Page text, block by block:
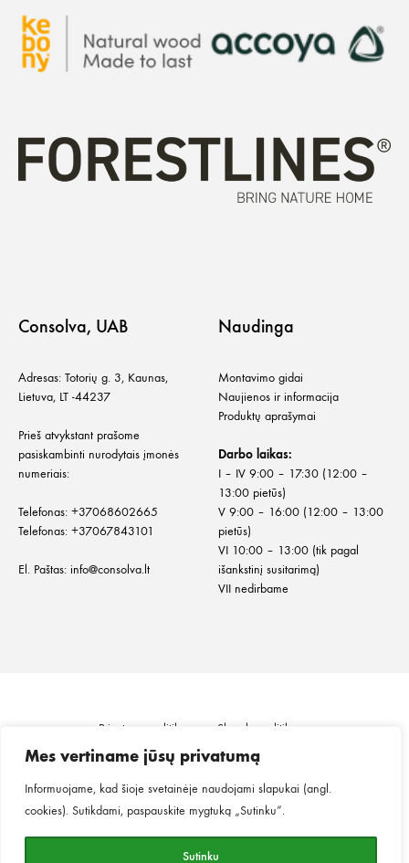
Mes vertiname jūsų privatumą
Informuojame, kad šioje svetainėje naudojami slapukai (angl.
cookies). Sutikdami, paspauskite mygtuką „Sutinku“.
Sutinku
Consolva, UAB
Adresas: Totorių g. 3, Kaunas,
Lietuva, LT -44237
Prieš atvykstant prašome
pasiskambinti nurodytais įmonės
numeriais:
Telefonas: +37068602665
Telefonas: +37067843101
El. Paštas: info@consolva.lt
Naudinga
Montavimo gidai
Naujienos ir informacija
Produktų aprašymai
Darbo laikas:
I – IV 9:00 – 17:30 (12:00 –
13:00 pietūs)
V 9:00 – 16:00 (12:00 – 13:00
pietūs)
VI 10:00 – 13:00 (tik pagal
išankstinį susitarimą)
VII nedirbame
Privatumo politika
Slapukų politika
Informacija klientui
Prekių grąžinimas ir keitimas
Pirkimo taisyklės